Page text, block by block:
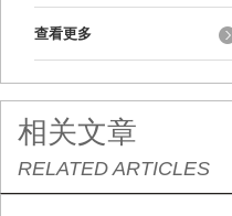
查看更多
相关文章
RELATED ARTICLES